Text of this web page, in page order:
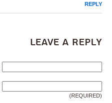
REPLY
Leave a Reply
(REQUIRED)